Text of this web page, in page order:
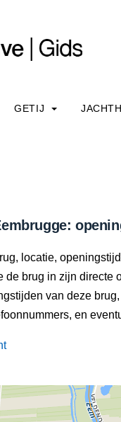
GETIJ
locatie,
de brug in zijn directe
van deze
en